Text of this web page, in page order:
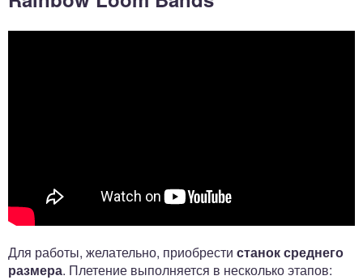
Для работы, желательно, приобрести станок среднего
размера. Плетение выполняется в несколько этапов: